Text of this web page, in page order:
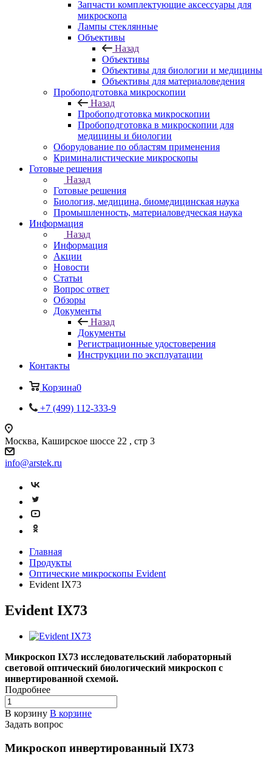
Запчасти комплектующие аксессуары для
микроскопа
Лампы стеклянные
Объективы
Назад
Объективы
Объективы для биологии и медицины
Объективы для материаловедения
Пробоподготовка микроскопии
Назад
Пробоподготовка микроскопии
Пробоподготовка в микроскопии для
медицины и биологии
Оборудование по областям применения
Криминалистические микроскопы
Готовые решения
Назад
Готовые решения
Биология, медицина, биомедицинская наука
Промышленность, материаловедческая наука
Информация
Назад
Информация
Акции
Новости
Статьи
Вопрос ответ
Обзоры
Документы
Назад
Документы
Регистрационные удостоверения
Инструкции по эксплуатации
Контакты
Корзина0
+7 (499) 112-333-9
Москва, Каширское шоссе 22 , стр 3
info@arstek.ru
Главная
Продукты
Оптические микроскопы Evident
Evident IX73
Evident IX73
Микроскоп IX73 исследовательский лабораторный
световой оптический биологический микроскоп с
инвертированной схемой.
Подробнее
В корзину В корзине
Задать вопрос
Микроскоп инвертированный IX73